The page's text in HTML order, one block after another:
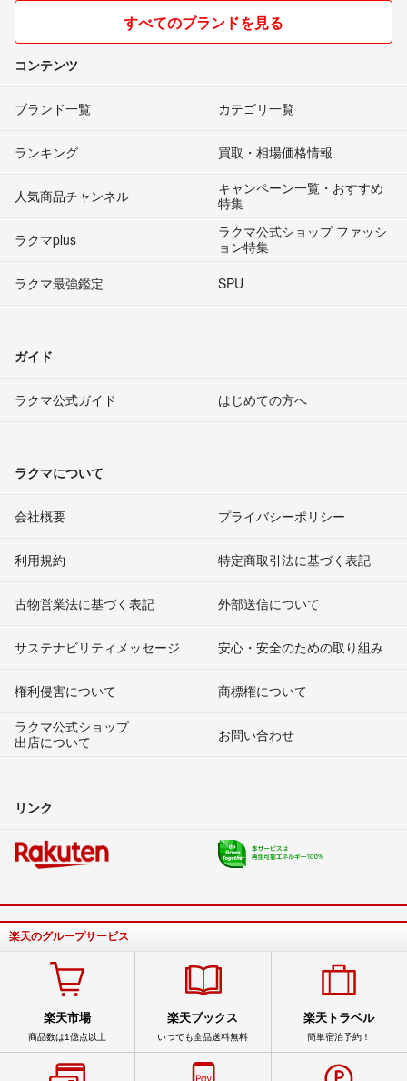
すべてのブランドを見る
コンテンツ
ブランド一覧 カテゴリ一覧
ランキング 買取・相場価格情報
人気商品チャンネル
キャンペーン一覧・おすすめ
特集
ラクマplus
ラクマ公式ショップ ファッシ
ョン特集
ラクマ最強鑑定
SPU
ガイド
ラクマ公式ガイド はじめての方へ
ラクマについて
会社概要 プライバシーポリシー
利用規約 特定商取引法に基づく表記
古物営業法に基づく表記 外部送信について
サステナビリティメッセージ 安心・安全のための取り組み
権利侵害について
商標権について
ラクマ公式ショップ
出店について
お問い合わせ
リンク
楽天のグループサービス
楽天市場
商品数は1億点以上
楽天ブックス
いつでも全品送料無料
楽天トラベル
簡単宿泊予約！